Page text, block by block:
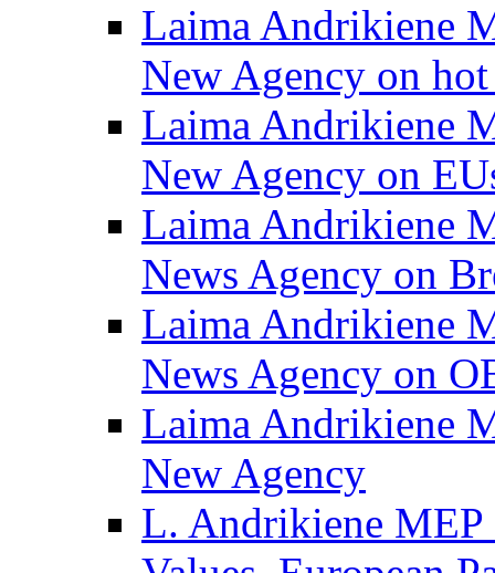
Laima Andrikiene
New Agency on
Laima Andrikiene
New Agency on
Laima Andrikiene
News Agency on
Laima Andrikiene
News Agency on
Laima Andrikiene
New Agency
L. Andrikiene MEP